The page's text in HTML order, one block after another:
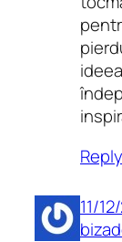
Reply
11/